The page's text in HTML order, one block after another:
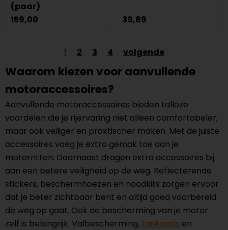
(paar)
159,00
39,89
1 2 3 4 volgende
Waarom kiezen voor aanvullende
motoraccessoires?
Aanvullende motoraccessoires bieden talloze
voordelen die je rijervaring niet alleen comfortabeler,
maar ook veiliger en praktischer maken. Met de juiste
accessoires voeg je extra gemak toe aan je
motorritten. Daarnaast dragen extra accessoires bij
aan een betere veiligheid op de weg. Reflecterende
stickers, beschermhoezen en noodkits zorgen ervoor
dat je beter zichtbaar bent en altijd goed voorbereid
de weg op gaat. Ook de bescherming van je motor
zelf is belangrijk. Valbescherming, tankpads en